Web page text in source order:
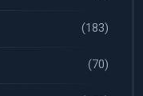
(183)
(70)